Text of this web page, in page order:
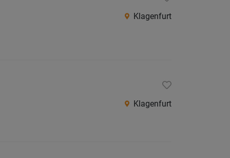
Klagenfurt
Klagenfurt